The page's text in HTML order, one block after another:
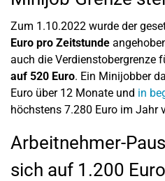
Zum 1.10.2022 wurde der
Euro pro Zeitstunde
auch die Verdienstobergrenze
auf 520 Euro. Ein Minijobber
Euro über 12 Monate und in
höchstens 7.280 Euro im Jahr
Arbeitnehmer-
sich auf 1.200 Euro